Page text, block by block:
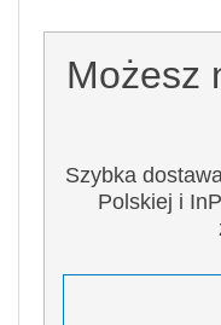
Możesz
Szybka
Polskiej i